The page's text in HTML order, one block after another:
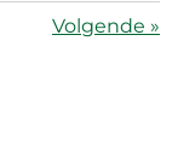
Volgende »